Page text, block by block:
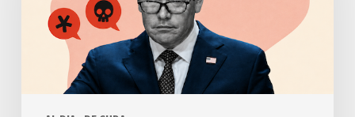
medidas
punitivas